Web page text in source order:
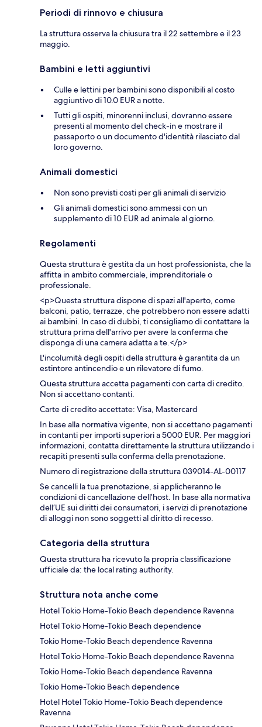
Periodi di rinnovo e chiusura
La struttura osserva la chiusura tra il 22 settembre e il 23
maggio.
Bambini e letti aggiuntivi
Culle e lettini per bambini sono disponibili al costo
aggiuntivo di 10.0 EUR a notte.
Tutti gli ospiti, minorenni inclusi, dovranno essere
presenti al momento del check-in e mostrare il
passaporto o un documento d'identità rilasciato dal
loro governo.
Animali domestici
Non sono previsti costi per gli animali di servizio
Gli animali domestici sono ammessi con un
supplemento di 10 EUR ad animale al giorno.
Regolamenti
Questa struttura è gestita da un host professionista, che la
affitta in ambito commerciale, imprenditoriale o
professionale.
<p>Questa struttura dispone di spazi all'aperto, come
balconi, patio, terrazze, che potrebbero non essere adatti
ai bambini. In caso di dubbi, ti consigliamo di contattare la
struttura prima dell'arrivo per avere la conferma che
disponga di una camera adatta a te.</p>
L'incolumità degli ospiti della struttura è garantita da un
estintore antincendio e un rilevatore di fumo.
Questa struttura accetta pagamenti con carta di credito.
Non si accettano contanti.
Carte di credito accettate: Visa, Mastercard
In base alla normativa vigente, non si accettano pagamenti
in contanti per importi superiori a 5000 EUR. Per maggiori
informazioni, contatta direttamente la struttura utilizzando i
recapiti presenti sulla conferma della prenotazione.
Numero di registrazione della struttura 039014-AL-00117
Se cancelli la tua prenotazione, si applicheranno le
condizioni di cancellazione dell’host. In base alla normativa
dell’UE sui diritti dei consumatori, i servizi di prenotazione
di alloggi non sono soggetti al diritto di recesso.
Categoria della struttura
Questa struttura ha ricevuto la propria classificazione
ufficiale da: the local rating authority.
Struttura nota anche come
Hotel Tokio Home-Tokio Beach dependence Ravenna
Hotel Tokio Home-Tokio Beach dependence
Tokio Home-Tokio Beach dependence Ravenna
Hotel Tokio Home-Tokio Beach dependence Ravenna
Tokio Home-Tokio Beach dependence Ravenna
Tokio Home-Tokio Beach dependence
Hotel Hotel Tokio Home-Tokio Beach dependence
Ravenna